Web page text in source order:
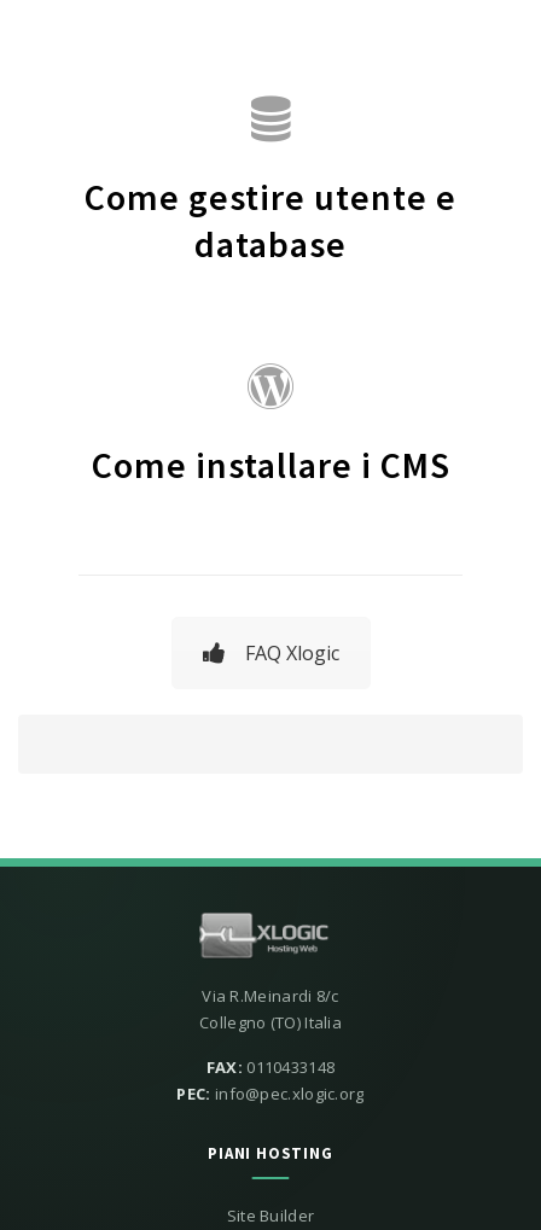
Come gestire utente e
database
Come installare i CMS
FAQ Xlogic
Via R.Meinardi 8/c
Collegno (TO) Italia
FAX: 0110433148
PEC: info@pec.xlogic.org
PIANI HOSTING
Site Builder